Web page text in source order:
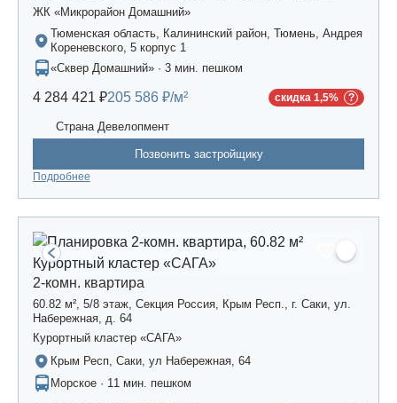
ЖК «Микрорайон Домашний»
Тюменская область, Калининский район, Тюмень, Андрея
Кореневского, 5 корпус 1
«Сквер Домашний» · 3 мин. пешком
4 284 421 ₽205 586 ₽/м² скидка 1,5%
Страна Девелопмент
Позвонить застройщику
Подробнее
2-комн. квартира
60.82 м², 5/8 этаж, Секция Россия, Крым Респ., г. Саки, ул.
Набережная, д. 64
Курортный кластер «САГА»
Крым Респ, Саки, ул Набережная, 64
Морское · 11 мин. пешком